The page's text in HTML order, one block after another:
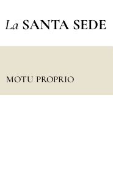
La SANTA SEDE
MOTU PROPRIO